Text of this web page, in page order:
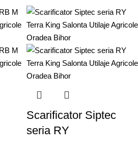
Scarificator Siptec
seria RY